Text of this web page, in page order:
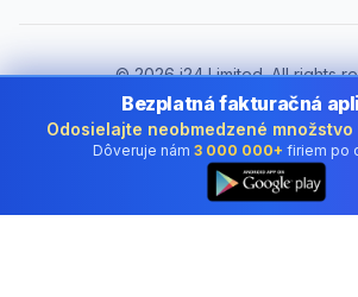
©2026i24 Limited. All rights
Pre firmy v Slovakia
Zmeniť krajinu:
Slovakia
Bezplatná fakturačná
Odosielajte neobmedzené
Dôveruje nám 3 000 000+ firiem po